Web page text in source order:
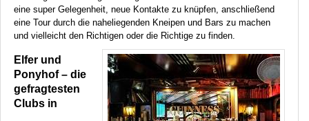
eine super Gelegenheit, neue Kontakte zu knüpfen, anschließend
eine Tour durch die naheliegenden Kneipen und Bars zu machen
und vielleicht den Richtigen oder die Richtige zu finden.
Elfer und
Ponyhof – die
gefragtesten
Clubs in